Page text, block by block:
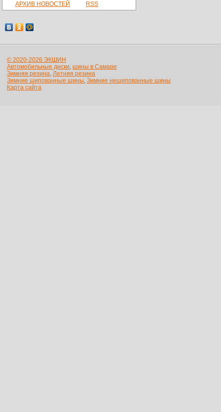
АРХИВ НОВОСТЕЙ RSS
© 2020-2026 ЭКШИН
Автомобильные диски, шины в Самаре
Зимняя резина, Летняя резина
Зимние шипованные шины, Зимние нешипованные шины
Карта сайта